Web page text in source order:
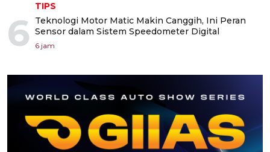
6
TIPS
Teknologi Motor Matic Makin Canggih, Ini Peran
Sensor dalam Sistem Speedometer Digital
6 jam